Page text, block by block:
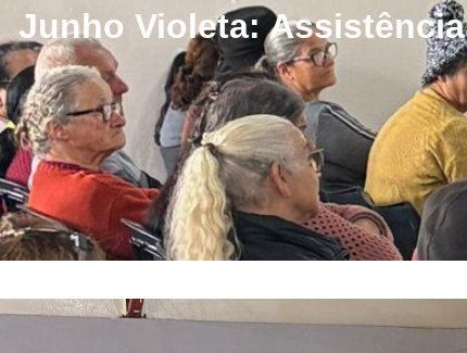
Junho Violeta: